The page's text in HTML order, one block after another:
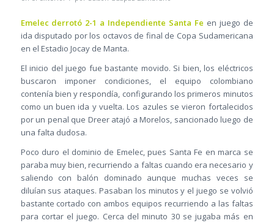
Emelec derrotó 2-1 a Independiente Santa Fe en juego de
ida disputado por los octavos de final de Copa Sudamericana
en el Estadio Jocay de Manta.
El inicio del juego fue bastante movido. Si bien, los eléctricos
buscaron imponer condiciones, el equipo colombiano
contenía bien y respondía, configurando los primeros minutos
como un buen ida y vuelta. Los azules se vieron fortalecidos
por un penal que Dreer atajó a Morelos, sancionado luego de
una falta dudosa.
Poco duro el dominio de Emelec, pues Santa Fe en marca se
paraba muy bien, recurriendo a faltas cuando era necesario y
saliendo con balón dominado aunque muchas veces se
diluían sus ataques. Pasaban los minutos y el juego se volvió
bastante cortado con ambos equipos recurriendo a las faltas
para cortar el juego. Cerca del minuto 30 se jugaba más en